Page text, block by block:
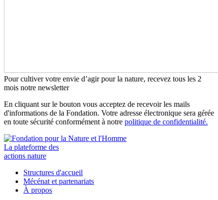
Pour cultiver votre envie d’agir pour la nature, recevez tous les 2
mois notre newsletter
En cliquant sur le bouton vous acceptez de recevoir les mails
d'informations de la Fondation. Votre adresse électronique sera gérée
en toute sécurité conformément à notre politique de confidentialité.
La plateforme des
actions nature
Structures d'accueil
Mécénat et partenariats
À propos